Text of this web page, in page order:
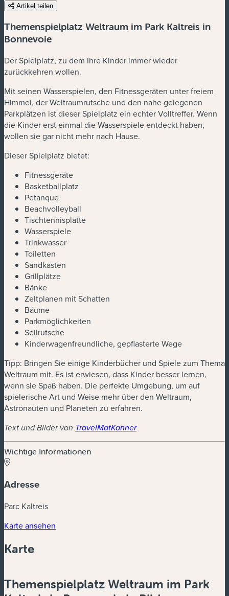
Artikel teilen
Themenspielplatz Weltraum im Park Kaltreis in
Bonnevoie
Der Spielplatz, zu dem Ihre Kinder immer wieder
zurückkehren wollen.
Mit seinen Wasserspielen, den Fitnessgeräten unter freiem
Himmel, der Weltraumrutsche und den nahe gelegenen
Parkplätzen ist dieser Spielplatz ein echter Volltreffer. Wenn
die Kinder erst einmal die Wasserspiele entdeckt haben,
wollen sie gar nicht mehr nach Hause.
Dieser Spielplatz bietet:
Fitnessgeräte
Basketballplatz
Petanque
Beachvolleyball
Tischtennisplatte
Wasserspiele
Trinkwasser
Toiletten
Sandkasten
Grillplätze
Bänke
Zeltplanen mit Schatten
Bäume
Parkmöglichkeiten
Seilrutsche
Kinderwagenfreundliche, gepflasterte Wege
Tipp: Bringen Sie einige Kinderbücher und Spiele zum Thema
Weltraum mit. Es ist erwiesen, dass Kinder besser lernen,
wenn sie Spaß haben. Die perfekte Umgebung, um auf
spielerische Art und Weise mehr über den Weltraum,
Astronauten und Planeten zu erfahren.
Text und Bilder von TravelMatKanner
Wichtige Informationen
Adresse
Parc Kaltreis
Karte ansehen
Karte
Zoom
in
Themenspielplatz Weltraum im Park